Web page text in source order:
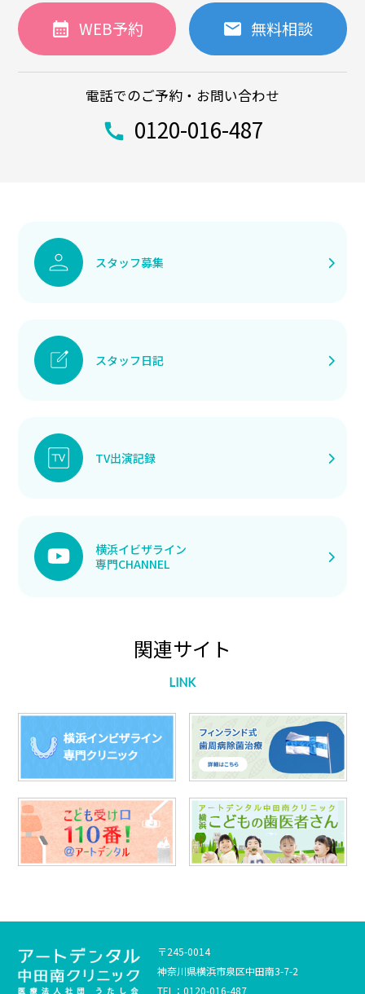
WEB予約 無料相談
電話でのご予約・お問い合わせ
0120-016-487
スタッフ募集
スタッフ日記
TV出演記録
横浜イビザライン
専門CHANNEL
関連サイト
LINK
〒245-0014
神奈川県横浜市泉区中田南3-7-2
TEL：0120-016-487